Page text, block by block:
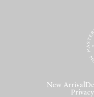
New Arrival